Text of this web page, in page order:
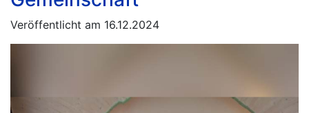
Veröffentlicht am 16.12.2024